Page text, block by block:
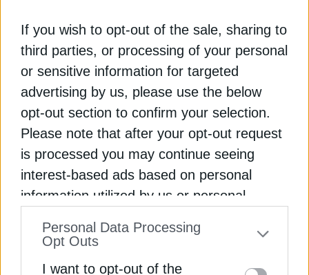
If you wish to opt-out of the sale, sharing to
third parties, or processing of your personal
or sensitive information for targeted
advertising by us, please use the below
opt-out section to confirm your selection.
Please note that after your opt-out request
is processed you may continue seeing
interest-based ads based on personal
information utilized by us or personal
to your opt-out. You may separately opt-out
Personal Data Processing
Opt Outs
I want to opt-out of the
Αρκετά μέλη του ΟΠΕΚ+ θα προτείνουν αύξηση
των αυξήσεων της παραγωγής για δεύτερο
συνεχόμενο μήνα τον Ιούνιο, δήλωσαν πηγές στο
Reuters την περασμένη εβδομάδα. Η ομάδα θα
συνεδριάσει στις 5 Μαΐου για να συζητήσει τα
σχέδια παραγωγής.
Στο μέτωπο της προσφοράς, τα αμερικανικά
αποθέματα αργού πετρελαίου αυξήθηκαν κατά
3,8 εκατομμύρια βαρέλια την περασμένη
εβδομάδα, ανέφεραν πηγές της αγοράς την Τρίτη
επικαλούμενες στοιχεία του Αμερικανικού
Ινστιτούτου Πετρελαίου.